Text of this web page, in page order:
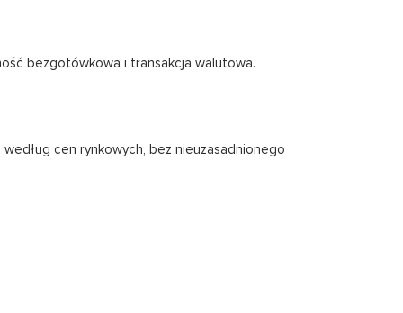
bezgotówkowa i transakcja walutowa.
cen rynkowych, bez nieuzasadnionego